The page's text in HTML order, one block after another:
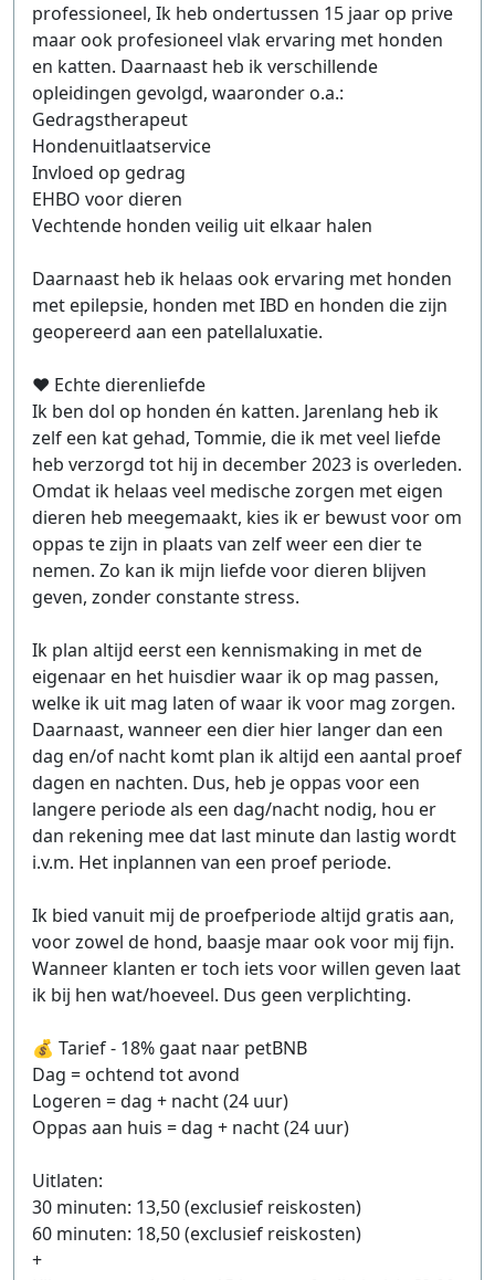
professioneel, Ik heb ondertussen 15 jaar op prive
maar ook profesioneel vlak ervaring met honden
en katten. Daarnaast heb ik verschillende
opleidingen gevolgd, waaronder o.a.:
Gedragstherapeut
Hondenuitlaatservice
Invloed op gedrag
EHBO voor dieren
Vechtende honden veilig uit elkaar halen
Daarnaast heb ik helaas ook ervaring met honden
met epilepsie, honden met IBD en honden die zijn
geopereerd aan een patellaluxatie.
❤️ Echte dierenliefde
Ik ben dol op honden én katten. Jarenlang heb ik
zelf een kat gehad, Tommie, die ik met veel liefde
heb verzorgd tot hij in december 2023 is overleden.
Omdat ik helaas veel medische zorgen met eigen
dieren heb meegemaakt, kies ik er bewust voor om
oppas te zijn in plaats van zelf weer een dier te
nemen. Zo kan ik mijn liefde voor dieren blijven
geven, zonder constante stress.
Ik plan altijd eerst een kennismaking in met de
eigenaar en het huisdier waar ik op mag passen,
welke ik uit mag laten of waar ik voor mag zorgen.
Daarnaast, wanneer een dier hier langer dan een
dag en/of nacht komt plan ik altijd een aantal proef
dagen en nachten. Dus, heb je oppas voor een
langere periode als een dag/nacht nodig, hou er
dan rekening mee dat last minute dan lastig wordt
i.v.m. Het inplannen van een proef periode.
Ik bied vanuit mij de proefperiode altijd gratis aan,
voor zowel de hond, baasje maar ook voor mij fijn.
Wanneer klanten er toch iets voor willen geven laat
ik bij hen wat/hoeveel. Dus geen verplichting.
💰 Tarief - 18% gaat naar petBNB
Dag = ochtend tot avond
Logeren = dag + nacht (24 uur)
Oppas aan huis = dag + nacht (24 uur)
Uitlaten:
30 minuten: 13,50 (exclusief reiskosten)
60 minuten: 18,50 (exclusief reiskosten)
+